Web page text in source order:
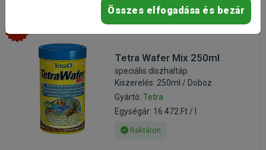
-25%
Tetra Wafer Mix 250ml
speciális díszhaltáp
Kiszerelés: 250ml / Doboz
Gyártó: Tetra
Egységár: 16 472 Ft / l
Raktáron
Összes elfogadása és bezár